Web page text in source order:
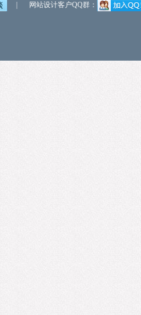
网站设计客户QQ群：